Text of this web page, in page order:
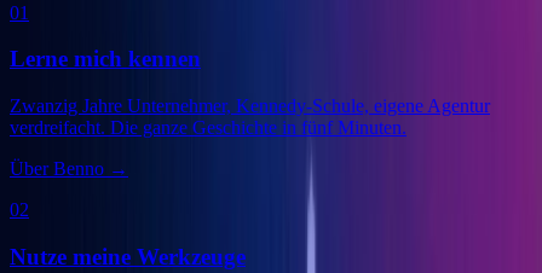
01
Lerne mich kennen
Zwanzig Jahre Unternehmer, Kennedy-Schule, eigene Agentur
verdreifacht. Die ganze Geschichte in fünf Minuten.
Über Benno →
02
Nutze meine Werkzeuge